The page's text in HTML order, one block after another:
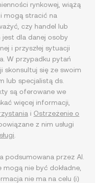
rynkowej, wiążą
mogą stracić na
czy handel lub
dla danej osoby
i przyszłej sytuacji
W przypadku pytań
skonsultuj się ze swoim
lub specjalistą ds.
są oferowane we
więcej informacji,
i Ostrzeżenie o
z nim usługi
podsumowana przez AI.
nie być dokładne,
nie ma na celu (i)